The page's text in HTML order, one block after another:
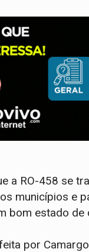
a RO-458 se
municípios e
bom estado de
por